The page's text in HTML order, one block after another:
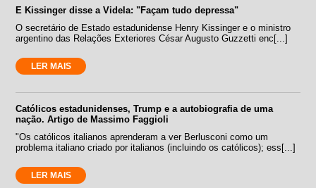
E Kissinger disse a Videla: "Façam tudo depressa"
O secretário de Estado estadunidense Henry Kissinger e o ministro
argentino das Relações Exteriores César Augusto Guzzetti enc[...]
LER MAIS
Católicos estadunidenses, Trump e a autobiografia de uma
nação. Artigo de Massimo Faggioli
"Os católicos italianos aprenderam a ver Berlusconi como um
problema italiano criado por italianos (incluindo os católicos); ess[...]
LER MAIS